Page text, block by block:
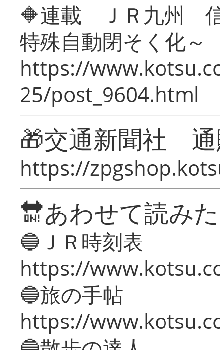
🔶連載 ＪＲ九州 信
特殊自動閉そく化～
https://
25/post_9604.html
🎁交通新聞社
https://
🔛あわせて読み
🔵ＪＲ時刻表
https://
🔵旅の手帖
https://